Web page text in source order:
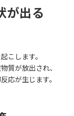
が出る
こします。
質が放出され、
応が生じます。